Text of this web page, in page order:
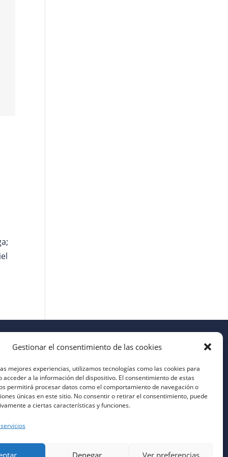
Gestionar el consentimiento de las cookies
mejores experiencias, utilizamos tecnologías como las cookies para
acceder a la información del dispositivo. El consentimiento de estas
permitirá procesar datos como el comportamiento de navegación o
únicas en este sitio. No consentir o retirar el consentimiento, puede
a ciertas características y funciones.
Denegar Ver preferencias